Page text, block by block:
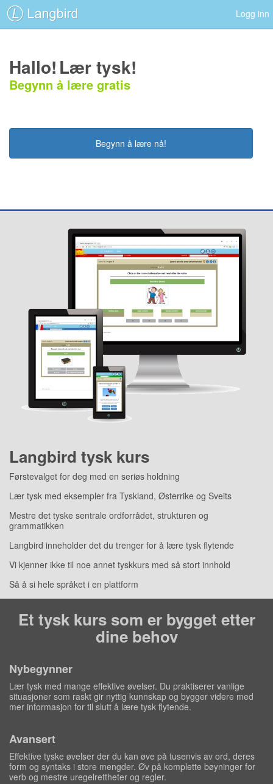
Logg inn
Hallo!Lær tysk!
Begynn å lære gratis
Langbird tysk kurs
Førstevalget for deg med en seriøs holdning
Lær tysk med eksempler fra Tyskland, Østerrike og Sveits
Mestre det tyske sentrale ordforrådet, strukturen og
grammatikken
Langbird inneholder det du trenger for å lære tysk flytende
Vi kjenner ikke til noe annet tyskkurs med så stort innhold
Så å si hele språket i en plattform
Et tysk kurs som er bygget etter
dine behov
Nybegynner
Lær tysk med mange effektive øvelser. Du praktiserer vanlige
situasjoner som raskt gir nyttig kunnskap og bygger videre med
mer informasjon for til slutt å lære tysk flytende.
Avansert
Effektive tyske øvelser der du kan øve på tusenvis av ord, deres
form og syntaks i store mengder. Øv på komplette bøyninger for
verb og mestre uregelrettheter og regler.